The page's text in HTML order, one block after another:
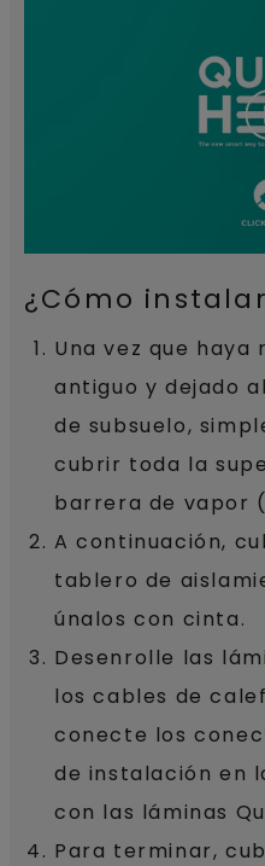
¿Cómo
Una vez que
antiguo y dejado
de subsuelo,
cubrir toda la
barrera de vapor
A continuación,
tablero de
únalos con cinta.
Desenrolle las
los cables de
conecte los
de instalación en
con las láminas
Para terminar,